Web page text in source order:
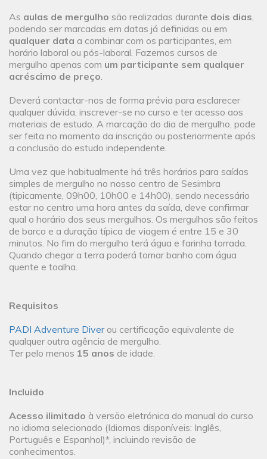
As aulas de mergulho são realizadas durante dois dias,
podendo ser marcadas em datas já definidas ou em
qualquer data a combinar com os participantes, em
horário laboral ou pós-laboral. Fazemos cursos de
mergulho apenas com um participante sem qualquer
acréscimo de preço.
Deverá contactar-nos de forma prévia para esclarecer
qualquer dúvida, inscrever-se no curso e ter acesso aos
materiais de estudo. A marcação do dia de mergulho, pode
ser feita no momento da inscrição ou posteriormente após
a conclusão do estudo independente.
Uma vez que habitualmente há três horários para saídas
simples de mergulho no nosso centro de Sesimbra
(tipicamente, 09h00, 10h00 e 14h00), sendo necessário
estar no centro uma hora antes da saída, deve confirmar
qual o horário dos seus mergulhos. Os mergulhos são feitos
de barco e a duração típica de viagem é entre 15 e 30
minutos. No fim do mergulho terá água e farinha torrada.
Quando chegar a terra poderá tomar banho com água
quente e toalha.
Requisitos
PADI Adventure Diverou certificação equivalente de
qualquer outra agência de mergulho.
Ter pelo menos 15 anos de idade.
Incluido
Acesso ilimitado à versão eletrónica do manual do curso
no idioma selecionado (Idiomas disponíveis: Inglês,
Português e Espanhol)*, incluindo revisão de
conhecimentos.